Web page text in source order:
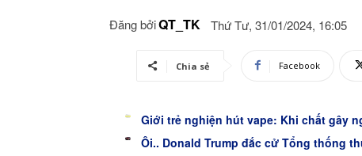
Đăng bởiQT_TK Thứ Tư, 31/01/2024, 16:05
Chia sẻ Facebook
Giới trẻ nghiện hút vape: Khi chất gây
Ôi.. Donald Trump đắc cử Tổng thống